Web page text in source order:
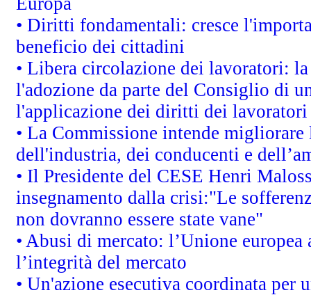
• Diritti fondamentali: cresce
beneficio dei cittadini
• Libera circolazione dei lavoratori:
l'adozione da parte del Consiglio di
l'applicazione dei diritti dei lavoratori
• La Commissione intende
dell'industria, dei conducenti e
• Il Presidente del CESE Henri
insegnamento dalla crisi:"Le
non dovranno essere state vane"
• Abusi di mercato: l’Unione
l’integrità del mercato
• Un'azione esecutiva coordinata